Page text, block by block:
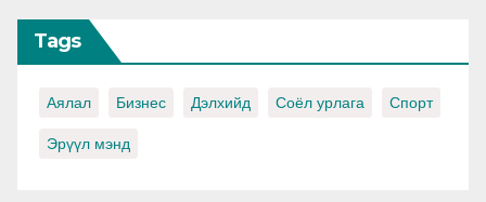
Tags
Аялал Бизнес Дэлхийд Соёл урлага Спорт
Эрүүл мэнд